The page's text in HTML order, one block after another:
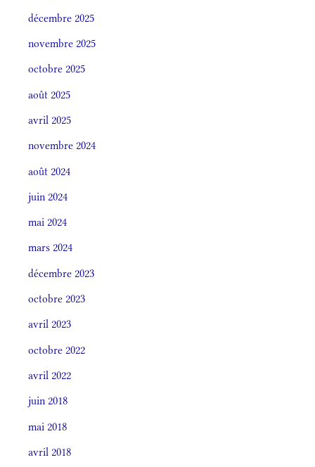
décembre 2025
novembre 2025
octobre 2025
août 2025
avril 2025
novembre 2024
août 2024
juin 2024
mai 2024
mars 2024
décembre 2023
octobre 2023
avril 2023
octobre 2022
avril 2022
juin 2018
mai 2018
avril 2018